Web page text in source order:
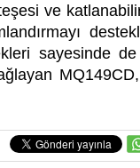
ve
sayesinde